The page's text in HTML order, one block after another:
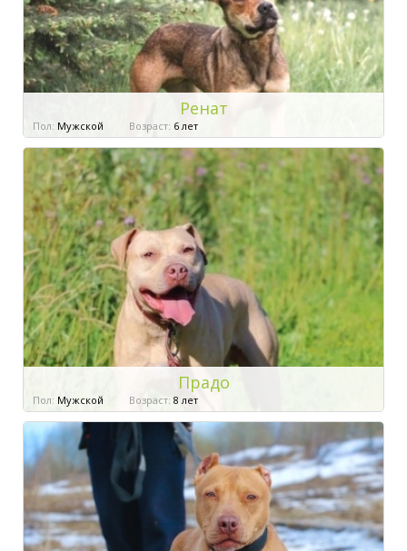
Ренат
Пол: Мужской Возраст: 6 лет
Прадо
Пол: Мужской Возраст: 8 лет